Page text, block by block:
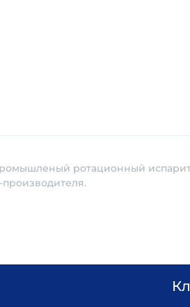
ротационный
производителя.